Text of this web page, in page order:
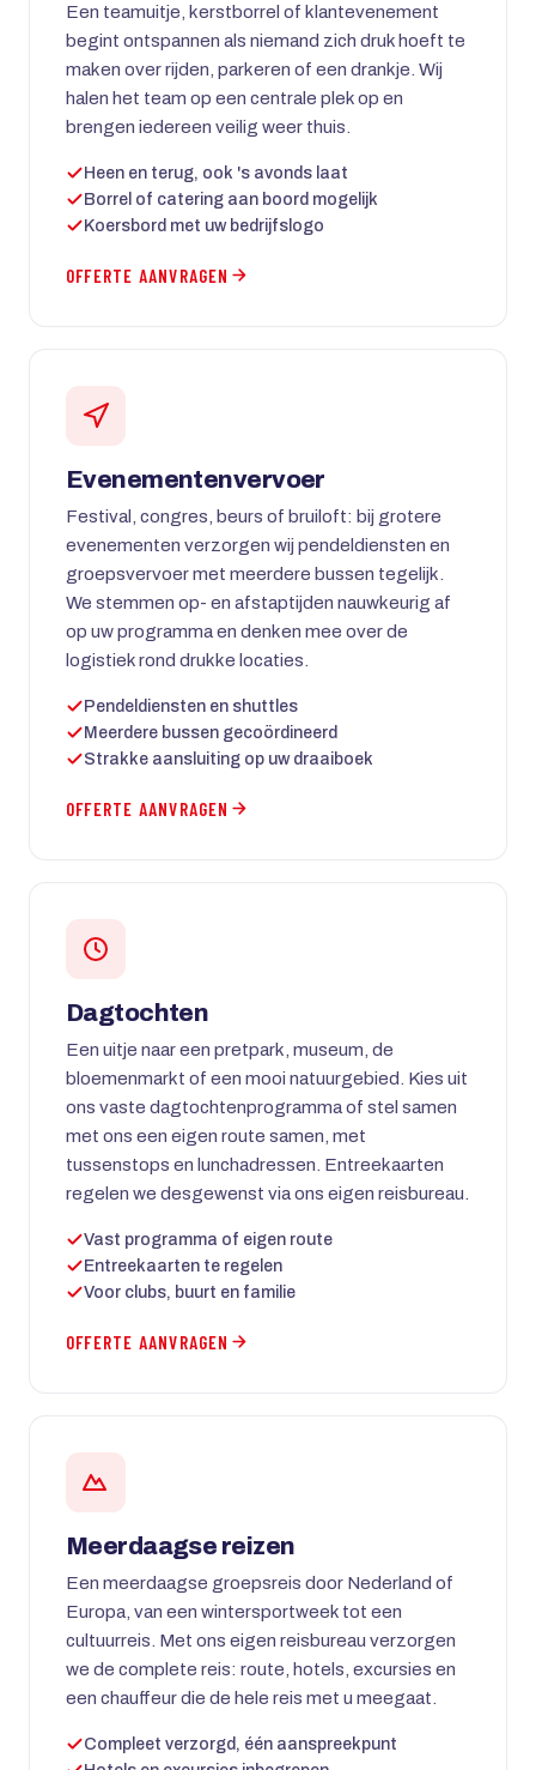
Een teamuitje, kerstborrel of klantevenement
begint ontspannen als niemand zich druk hoeft te
maken over rijden, parkeren of een drankje. Wij
halen het team op een centrale plek op en
brengen iedereen veilig weer thuis.
Heen en terug, ook 's avonds laat
Borrel of catering aan boord mogelijk
Koersbord met uw bedrijfslogo
OFFERTE AANVRAGEN
Evenementenvervoer
Festival, congres, beurs of bruiloft: bij grotere
evenementen verzorgen wij pendeldiensten en
groepsvervoer met meerdere bussen tegelijk.
We stemmen op- en afstaptijden nauwkeurig af
op uw programma en denken mee over de
logistiek rond drukke locaties.
Pendeldiensten en shuttles
Meerdere bussen gecoördineerd
Strakke aansluiting op uw draaiboek
OFFERTE AANVRAGEN
Dagtochten
Een uitje naar een pretpark, museum, de
bloemenmarkt of een mooi natuurgebied. Kies uit
ons vaste dagtochtenprogramma of stel samen
met ons een eigen route samen, met
tussenstops en lunchadressen. Entreekaarten
regelen we desgewenst via ons eigen reisbureau.
Vast programma of eigen route
Entreekaarten te regelen
Voor clubs, buurt en familie
OFFERTE AANVRAGEN
Meerdaagse reizen
Een meerdaagse groepsreis door Nederland of
Europa, van een wintersportweek tot een
cultuurreis. Met ons eigen reisbureau verzorgen
we de complete reis: route, hotels, excursies en
een chauffeur die de hele reis met u meegaat.
Compleet verzorgd, één aanspreekpunt